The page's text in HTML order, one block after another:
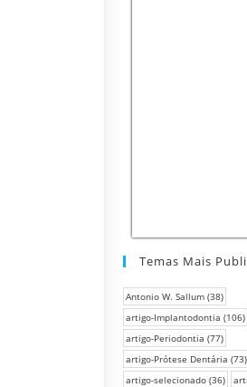
Temas Mais
Antonio W. Sallum (38)
artigo-Implantodontia (106)
artigo-Periodontia (77)
artigo-Prótese Dentária (73)
artigo-selecionado (36)